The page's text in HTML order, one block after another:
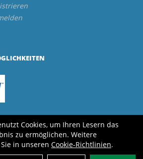
Cookies, um Ihren Lesern das
zu ermöglichen. Weitere
in unseren Cookie-Richtlinien.